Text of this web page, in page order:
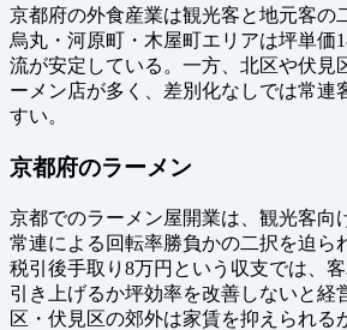
京都府の外食産業は観光客と地元客の
烏丸・河原町・木屋町エリアは坪単価
流が安定している。一方、北区や伏見
ーメン店が多く、差別化なしでは常連
すい。
京都府のラーメン
京都でのラーメン屋開業は、観光客向
常連による回転率勝負かの二択を迫ら
税引後手取り8万円という収支では、
引き上げるか坪効率を改善しないと経
区・伏見区の郊外は家賃を抑えられる